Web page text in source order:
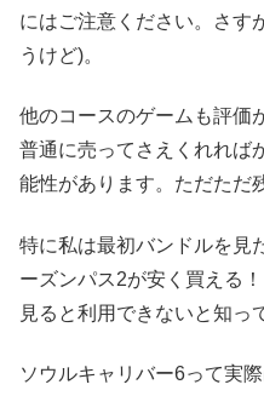
にはご注意ください。さす
うけど)。
他のコースのゲームも評価
普通に売ってさえくれれば
能性があります。ただただ
特に私は最初バンドルを見
ーズンパス2が安く買える
見ると利用できないと知っ
ソウルキャリバー6って実